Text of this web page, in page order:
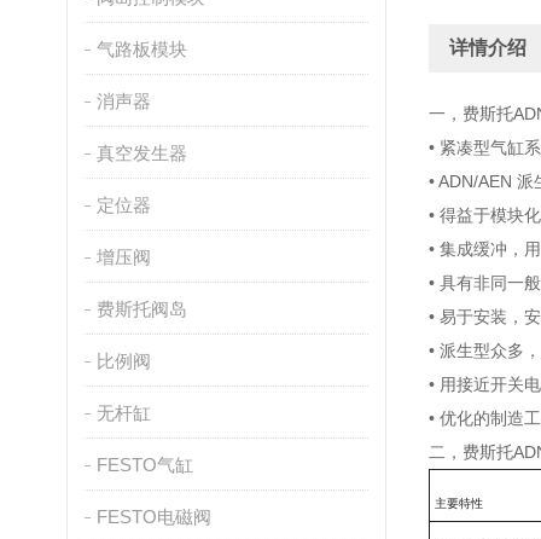
气路板模块
消声器
真空发生器
定位器
增压阀
费斯托阀岛
比例阀
无杆缸
FESTO气缸
FESTO电磁阀
详情介绍
一，费斯托
• 紧凑型气缸
• ADN/AEN
• 得益于模块
• 集成缓冲，
• 具有非同一
• 易于安装，
• 派生型众多
• 用接近开关
• 优化的制造
二，费斯托
主要特性